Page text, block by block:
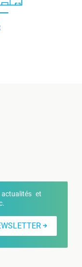
actualités et